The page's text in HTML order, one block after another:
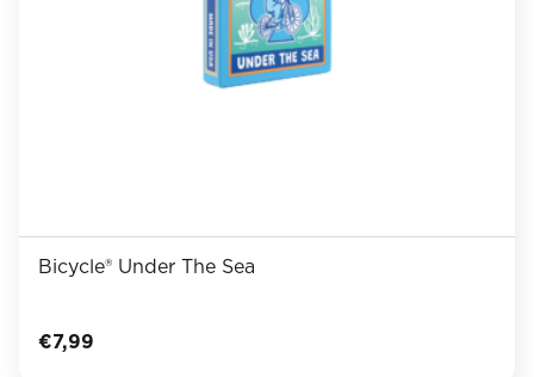
Bicycle® Under The Sea
€7,99